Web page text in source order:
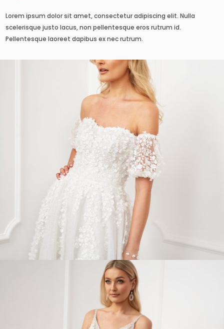
Lorem ipsum dolor sit amet, consectetur adipiscing elit. Nulla
scelerisque justo lacus, non pellentesque eros rutrum id.
Pellentesque laoreet dapibus ex nec rutrum.